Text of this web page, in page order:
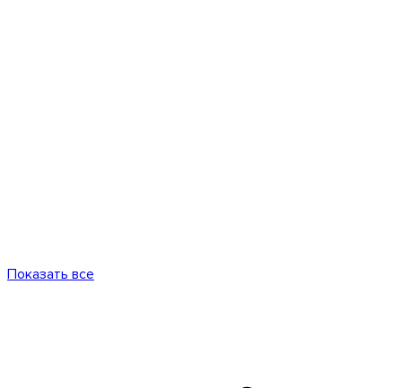
Показать все